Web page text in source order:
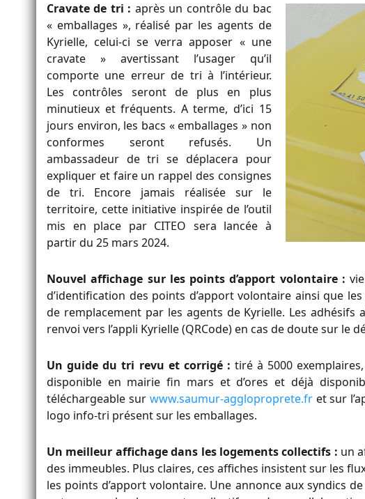
Cravate de tri : après un contrôle du bac
« emballages », réalisé par les agents de
Kyrielle, celui-ci se verra apposer « une
cravate » avertissant l’usager qu’il
comporte une erreur de tri à l’intérieur.
Les contrôles seront de plus en plus
minutieux et fréquents. A terme, d’ici 15
jours environ, les bacs « emballages » non
conformes seront refusés. Un
ambassadeur de tri se déplacera pour
expliquer et faire un rappel des consignes
de tri. Encore jamais réalisée sur le
territoire, cette initiative inspirée de l’outil
mis en place par CITEO sera lancée à
partir du 25 mars 2024.
Nouvel affichage sur les points d’apport volontaire :
d’identification des points d’apport volontaire ainsi que
de remplacement par les agents de Kyrielle. Les
renvoi vers l’appli Kyrielle (QRCode) en cas de doute sur le
Un guide du tri revu et corrigé : tiré à 5000
disponible en mairie fin mars et d’ores et déjà
téléchargeable sur www.saumur-aggloproprete.fret sur
logo info-tri présent sur les emballages.
Un meilleur affichage dans les logements collectifs : un
des immeubles. Plus claires, ces affiches insistent sur les
les points d’apport volontaire. Une annonce aux syndics